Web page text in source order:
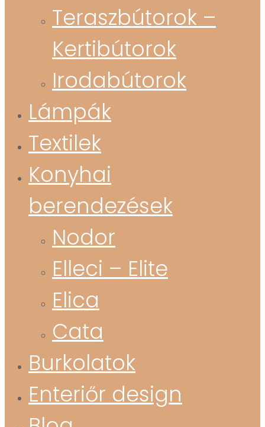
Teraszbútorok –
Kertibútorok
Irodabútorok
Lámpák
Textilek
Konyhai
berendezések
Nodor
Elleci – Elite
Elica
Cata
Burkolatok
Enteriőr design